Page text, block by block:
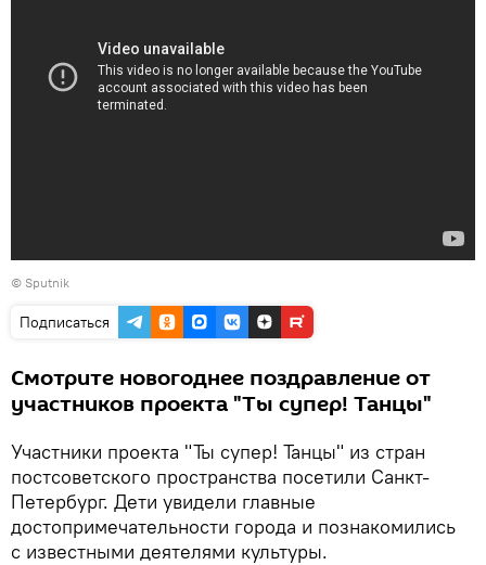
© Sputnik
Подписаться
Смотрите новогоднее поздравление от
участников проекта "Ты супер! Танцы"
Участники проекта "Ты супер! Танцы" из стран
постсоветского пространства посетили Санкт-
Петербург. Дети увидели главные
достопримечательности города и познакомились
с известными деятелями культуры.